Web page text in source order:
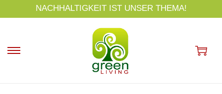
p
NACHHALTIGKEIT IST UNSER THEMA!